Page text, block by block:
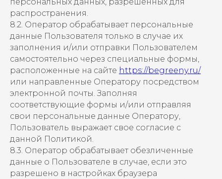
персональных данных, разрешенных для
распространения.
8.2. Оператор обрабатывает персональные
данные Пользователя только в случае их
заполнения и/или отправки Пользователем
самостоятельно через специальные формы,
расположенные на сайте https://begreeny.ru/
или направленные Оператору посредством
электронной почты. Заполняя
соответствующие формы и/или отправляя
свои персональные данные Оператору,
Пользователь выражает свое согласие с
данной Политикой.
8.3. Оператор обрабатывает обезличенные
данные о Пользователе в случае, если это
разрешено в настройках браузера